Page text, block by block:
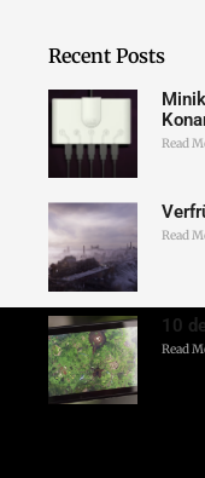
Recent Posts
Read
Read
10
Read